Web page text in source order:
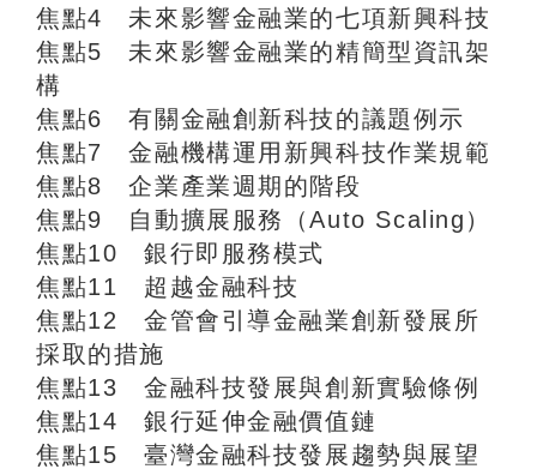
焦點4 未來影響金融業的七項新興科技
焦點5 未來影響金融業的精簡型資訊架
構
焦點6 有關金融創新科技的議題例示
焦點7 金融機構運用新興科技作業規範
焦點8 企業產業週期的階段
焦點9 自動擴展服務（Auto Scaling）
焦點10 銀行即服務模式
焦點11 超越金融科技
焦點12 金管會引導金融業創新發展所
採取的措施
焦點13 金融科技發展與創新實驗條例
焦點14 銀行延伸金融價值鏈
焦點15 臺灣金融科技發展趨勢與展望